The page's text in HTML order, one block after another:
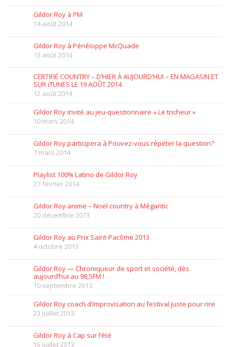
Gildor Roy à PM
14 août 2014
Gildor Roy à Pénéloppe McQuade
13 août 2014
CERTIFIÉ COUNTRY – D’HIER À AUJOURD’HUI – EN MAGASIN ET
SUR iTUNES LE 19 AOÛT 2014
12 août 2014
Gildor Roy invité au jeu-questionnaire « Le tricheur »
10 mars 2014
Gildor Roy participera à Pouvez-vous répéter la question?
7 mars 2014
Playlist 100% Latino de Gildor Roy
27 février 2014
Gildor Roy anime – Noël country à Mégantic
20 décembre 2013
Gildor Roy au Prix Saint-Pacôme 2013
4 octobre 2013
Gildor Roy — Chroniqueur de sport et société, dès
aujourd’hui au 98,5FM !
10 septembre 2013
Gildor Roy coach d’improvisation au festival juste pour rire
23 juillet 2013
Gildor Roy à Cap sur l’été
15 juillet 2013